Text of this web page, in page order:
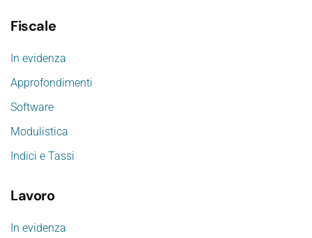
Fiscale
In evidenza
Approfondimenti
Software
Modulistica
Indici e Tassi
Lavoro
In evidenza